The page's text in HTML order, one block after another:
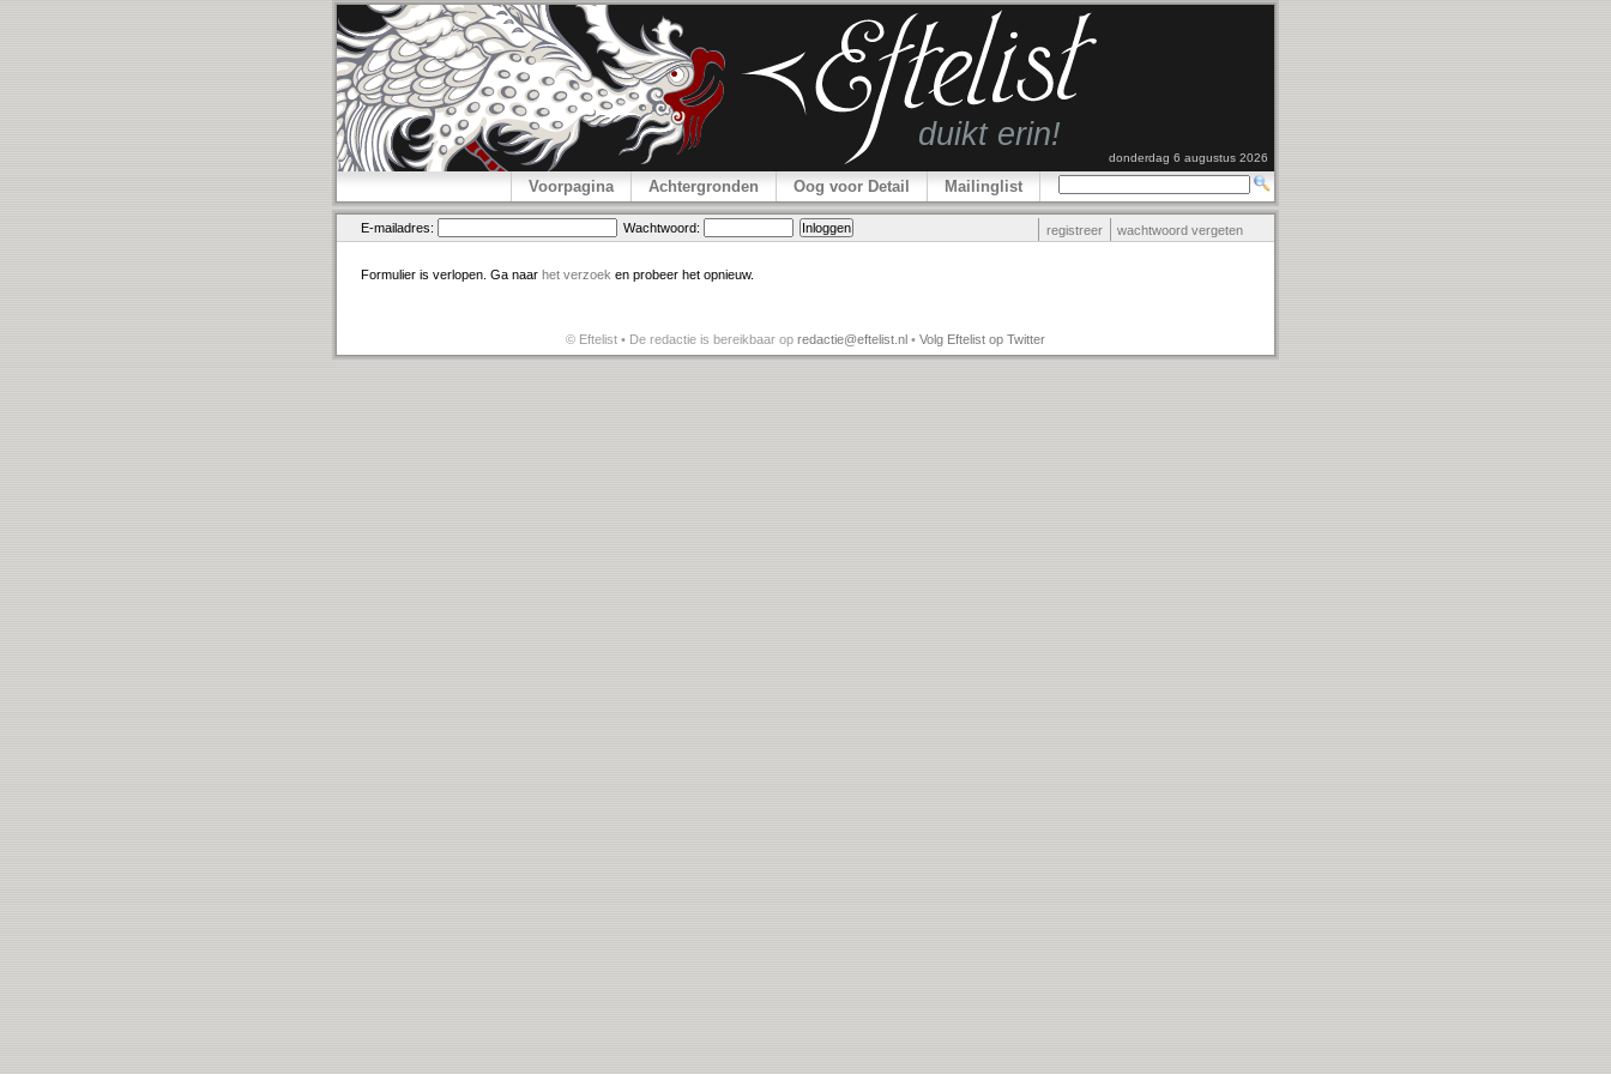
donderdag 6 augustus 2026
Voorpagina Achtergronden Oog voor Detail Mailinglist
E-mailadres: Wachtwoord: registreer wachtwoord vergeten
Formulier is verlopen. Ga naar het verzoek en probeer het opnieuw.
© Eftelist • De redactie is bereikbaar op redactie@eftelist.nl • Volg Eftelist op Twitter